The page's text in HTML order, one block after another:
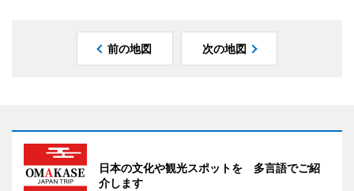
前の地図 次の地図
日本の文化や観光スポットを 多言語でご紹
介します